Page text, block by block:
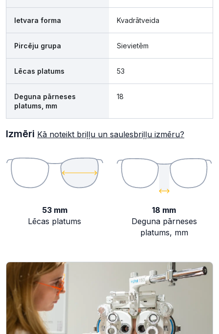
Ietvara forma Kvadrātveida
Pircēju grupa Sievietēm
Lēcas platums 53
Deguna pārneses
platums, mm
18
Izmēri Kā noteikt briļļu un saulesbriļļu izmēru?
53 mm
Lēcas platums
18 mm
Deguna pārneses
platums, mm